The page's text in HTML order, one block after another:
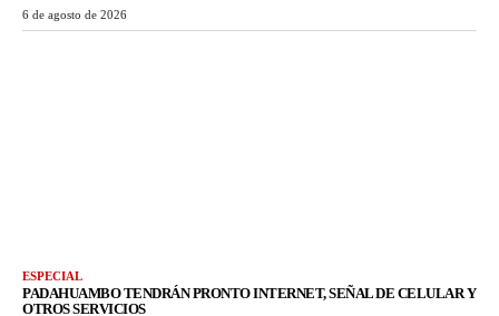
6 de agosto de 2026
ESPECIAL
PADAHUAMBO TENDRÁN PRONTO INTERNET, SEÑAL DE CELULAR Y
OTROS SERVICIOS